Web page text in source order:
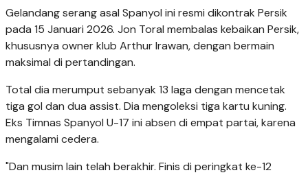
Gelandang serang asal Spanyol ini resmi dikontrak Persik
pada 15 Januari 2026. Jon Toral membalas kebaikan Persik,
khususnya owner klub Arthur Irawan, dengan bermain
maksimal di pertandingan.
Total dia merumput sebanyak 13 laga dengan mencetak
tiga gol dan dua assist. Dia mengoleksi tiga kartu kuning.
Eks Timnas Spanyol U-17 ini absen di empat partai, karena
mengalami cedera.
"Dan musim lain telah berakhir. Finis di peringkat ke-12